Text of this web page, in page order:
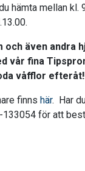
hämta mellan kl.
och även andra
vår fina
våfflor
finns här. Har
för att